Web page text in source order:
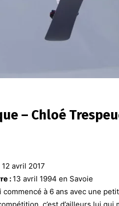
– Chloé
12 avril 2017
: 13 avril 1994 en Savoie
commencé à 6 ans avec une